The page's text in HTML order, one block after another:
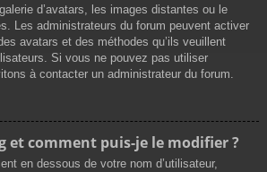
d’avatars, les images distantes ou le
Les administrateurs du forum peuvent activer
avatars et des méthodes qu’ils veuillent
Si vous ne pouvez pas utiliser
à contacter un administrateur du forum.
et comment puis-je le modifier ?
en dessous de votre nom d’utilisateur,